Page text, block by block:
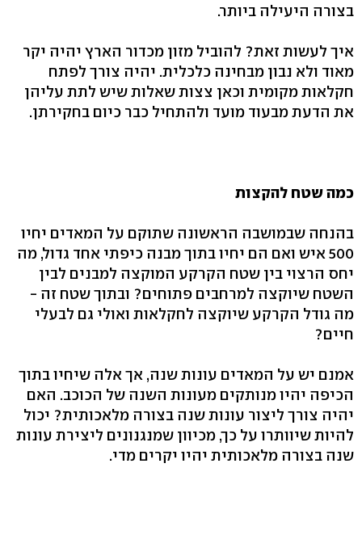
בצורה היעילה ביותר.
איך לעשות זאת? להוביל מזון מכדור הארץ יהיה יקר
מאוד ולא נבון מבחינה כלכלית. יהיה צורך לפתח
חקלאות מקומית וכאן צצות שאלות שיש לתת עליהן
את הדעת מבעוד מועד ולהתחיל כבר כיום בחקירתן.
כמה שטח להקצות
בהנחה שבמושבה הראשונה שתוקם על המאדים יחיו
500 איש ואם הם יחיו בתוך מבנה כיפתי אחד גדול, מה
יחס הרצוי בין שטח הקרקע המוקצה למבנים לבין
השטח שיוקצה למרחבים פתוחים? ובתוך שטח זה -
מה גודל הקרקע שיוקצה לחקלאות ואולי גם לבעלי
חיים?
אמנם יש על המאדים עונות שנה, אך אלה שיחיו בתוך
הכיפה יהיו מנותקים מעונות השנה של הכוכב. האם
יהיה צורך ליצור עונות שנה בצורה מלאכותית? יכול
להיות שיוותרו על כך, מכיוון שמנגנונים ליצירת עונות
שנה בצורה מלאכותית יהיו יקרים מדי.